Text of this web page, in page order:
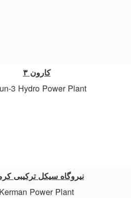
کارون ۳
3 Hydro Power Plant
نیروگاه سیکل ترکیبی
Kerman Power Plant